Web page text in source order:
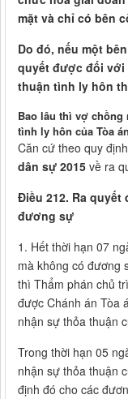
mặt và chỉ có bên
Do đó, nếu một
quyết được đối
thuận tình ly hôn
Bao lâu thì vợ chồng
tình ly hôn của Tòa
Căn cứ theo quy
dân sự 2015 về ra
Điều 212. Ra
đương sự
1. Hết thời hạn 07
mà không có đương
thì Thẩm phán chủ
được Chánh án Tòa
nhận sự thỏa thuận
Trong thời hạn 05
nhận sự thỏa thuận
định đó cho các